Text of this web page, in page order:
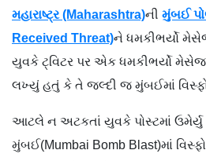
મહારાષ્ટ્ર (Maharashtra)ની મુંબઈ
Received Threat)ને ધમકીભર્યો
યુવકે ટ્વિટર પર એક ધમકીભર્યો મેસેજ
લખ્યું હતું કે તે જલ્દી જ મુંબઈમાં
આટલે ન અટકતાં યુવકે પોસ્ટમાં
મુંબઈ(Mumbai Bomb Blast)માં